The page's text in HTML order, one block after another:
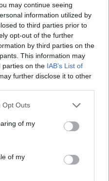
may continue seeing
information utilized by
to third parties prior to
opt-out of the further
by third parties on the
This information may
parties on the IAB’s List of
further disclose it to other
Opt Outs
of my
of my
a felmérését, most a
alapján adta ki az
az egy hónappal ezelőtt
most 400,2-re ugrott
mellett.
forintárfolyam
a Portfolio október...
hírarchívumához
előfizetéses
tartalmazza: